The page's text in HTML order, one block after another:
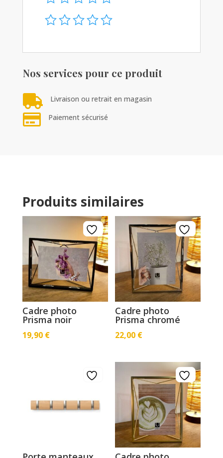
Nos services pour ce produit
 Livraison ou retrait en magasin
 Paiement sécurisé
Produits similaires
Cadre photo
Prisma noir
19,90 €
Cadre photo
Prisma chromé
22,00 €